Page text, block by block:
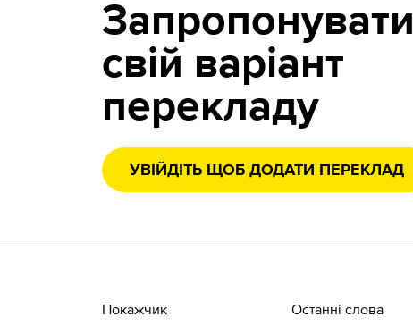
Запропонувати
свій варіант
перекладу
УВІЙДІТЬ ЩОБ ДОДАТИ ПЕРЕКЛАД
Покажчик Останні слова